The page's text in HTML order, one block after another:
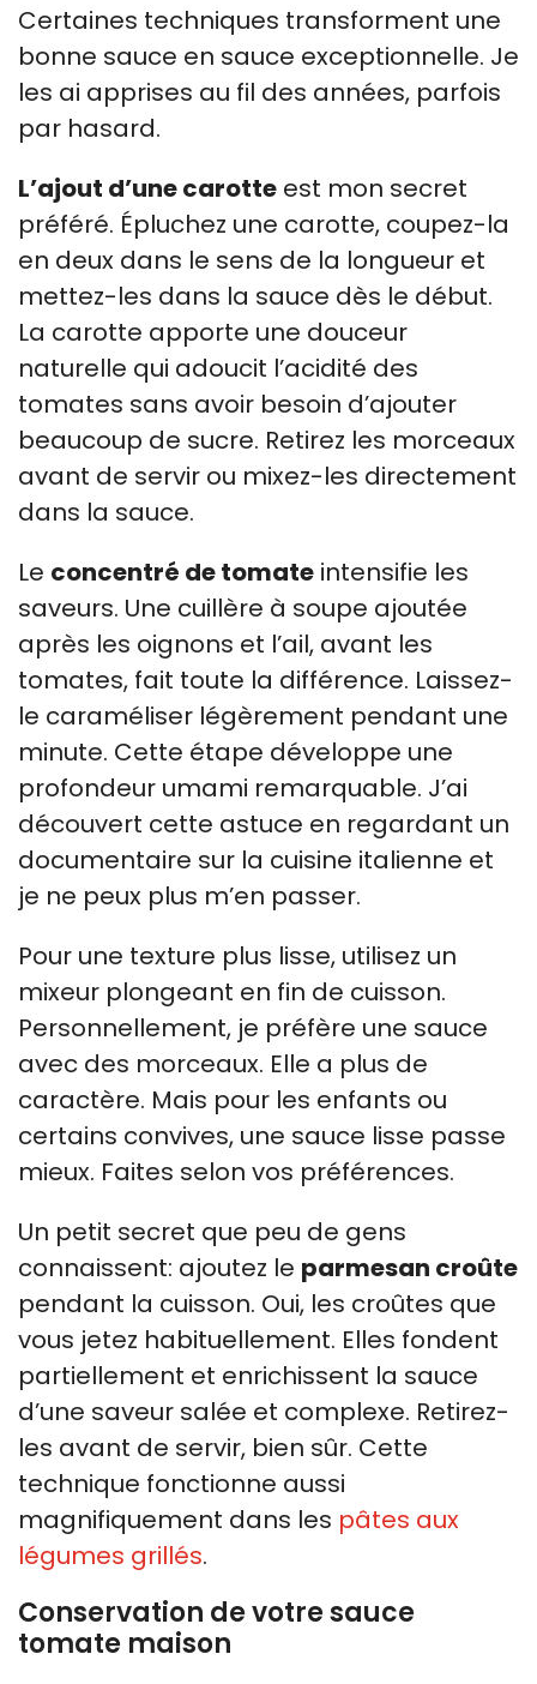
Certaines techniques transforment une
bonne sauce en sauce exceptionnelle. Je
les ai apprises au fil des années, parfois
par hasard.
L’ajout d’une carotte est mon secret
préféré. Épluchez une carotte, coupez-la
en deux dans le sens de la longueur et
mettez-les dans la sauce dès le début.
La carotte apporte une douceur
naturelle qui adoucit l’acidité des
tomates sans avoir besoin d’ajouter
beaucoup de sucre. Retirez les morceaux
avant de servir ou mixez-les directement
dans la sauce.
Le concentré de tomate intensifie les
saveurs. Une cuillère à soupe ajoutée
après les oignons et l’ail, avant les
tomates, fait toute la différence. Laissez-
le caraméliser légèrement pendant une
minute. Cette étape développe une
profondeur umami remarquable. J’ai
découvert cette astuce en regardant un
documentaire sur la cuisine italienne et
je ne peux plus m’en passer.
Pour une texture plus lisse, utilisez un
mixeur plongeant en fin de cuisson.
Personnellement, je préfère une sauce
avec des morceaux. Elle a plus de
caractère. Mais pour les enfants ou
certains convives, une sauce lisse passe
mieux. Faites selon vos préférences.
Un petit secret que peu de gens
connaissent: ajoutez le parmesan croûte
pendant la cuisson. Oui, les croûtes que
vous jetez habituellement. Elles fondent
partiellement et enrichissent la sauce
d’une saveur salée et complexe. Retirez-
les avant de servir, bien sûr. Cette
technique fonctionne aussi
magnifiquement dans les pâtes aux
légumes grillés.
Conservation de votre sauce
tomate maison